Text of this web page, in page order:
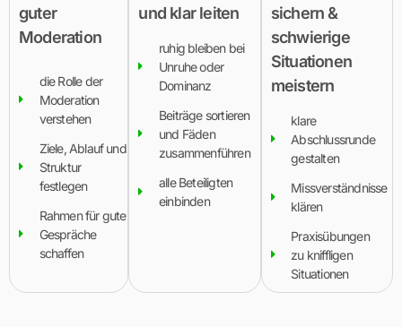
guter
Moderation
die Rolle der
Moderation
verstehen
Ziele, Ablauf und
Struktur
festlegen
Rahmen für gute
Gespräche
schaffen
und klar leiten
ruhig bleiben bei
Unruhe oder
Dominanz
Beiträge sortieren
und Fäden
zusammenführen
alle Beteiligten
einbinden
sichern &
schwierige
Situationen
meistern
klare
Abschlussrunde
gestalten
Missverständnisse
klären
Praxisübungen
zu kniffligen
Situationen